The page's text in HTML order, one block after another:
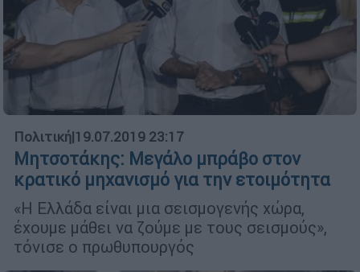
Πολιτική|19.07.2019 23:17
Μητσοτάκης: Μεγάλο μπράβο στον
κρατικό μηχανισμό για την ετοιμότητα
«Η Ελλάδα είναι μια σεισμογενής χώρα,
έχουμε μάθει να ζούμε με τους σεισμούς»,
τόνισε ο πρωθυπουργός